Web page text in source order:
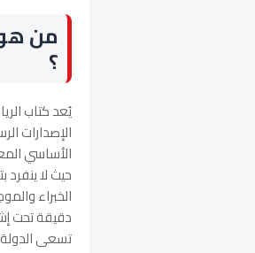
من
؟
يُعد كتاب
الأساسي
حيث لا
الخبراء
دقيقة تحت
تسعى الدولة